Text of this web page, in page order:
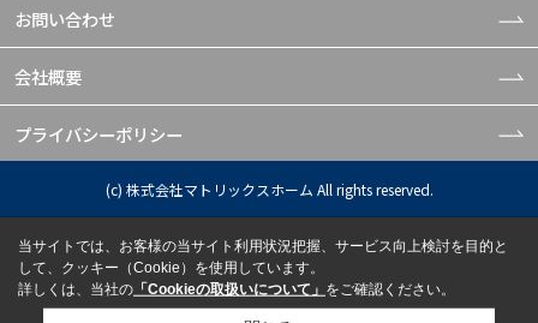
お問い合わせ
会社概要
プライバシーポリシー
(c) 株式会社マトリックスホーム All rights reserved.
当サイトでは、お客様の当サイト利用状況把握、サービス向上検討を目的と
して、クッキー（Cookie）を使用しています。
詳しくは、当社の 「Cookieの取扱いについて」 をご確認ください。